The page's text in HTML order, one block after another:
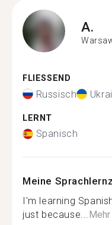
A.
FLIESSEND
Russisch
LERNT
Spanisch
Meine
I'm learning
just because...